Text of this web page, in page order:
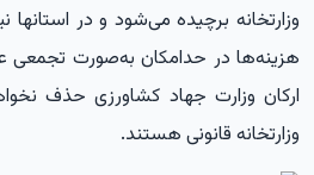
وزارتخانه برچیده می‌شود و در
هزینه‌ها در حدامکان به‌صورت
ارکان وزارت جهاد کشاورزی حذف
وزارتخانه قانونی هستند.